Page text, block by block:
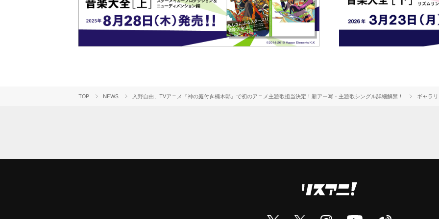
TOP NEWS 入野自由、TVアニメ『神の庭付き楠木邸』で初のアニメ主題歌担当決定！新アー写・主題歌シングル詳細解禁！ ギャラ